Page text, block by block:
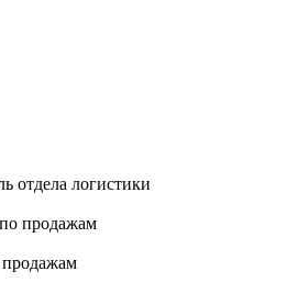
отдела логистики
продажам